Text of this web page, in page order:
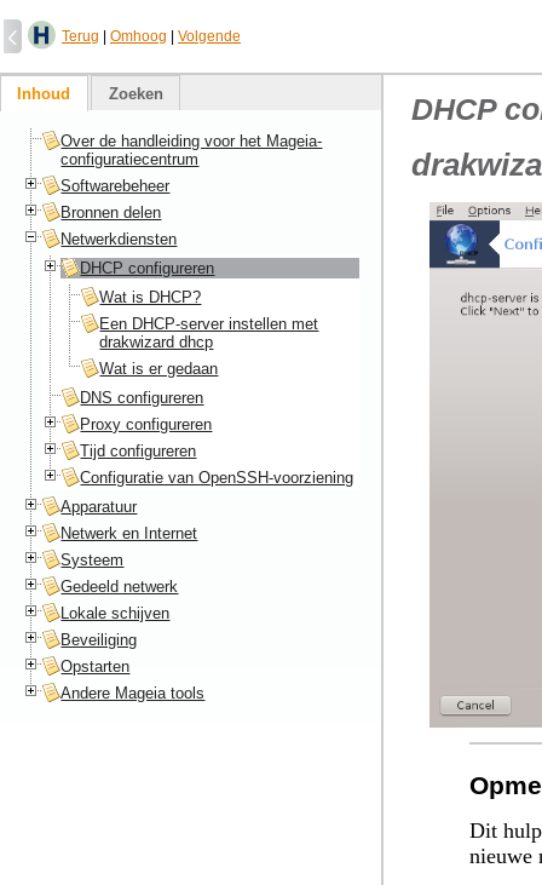
Terug Omhoog Volgende
DHCP
Dit
nieuwe
Inhoud Zoeken
Over de handleiding voor het Mageia-
configuratiecentrum
Softwarebeheer
Bronnen delen
Netwerkdiensten
DHCP configureren
Wat is DHCP?
Een DHCP-server instellen met
drakwizard dhcp
Wat is er gedaan
DNS configureren
Proxy configureren
Tijd configureren
Configuratie van OpenSSH-voorziening
Apparatuur
Netwerk en Internet
Systeem
Gedeeld netwerk
Lokale schijven
Beveiliging
Opstarten
Andere Mageia tools